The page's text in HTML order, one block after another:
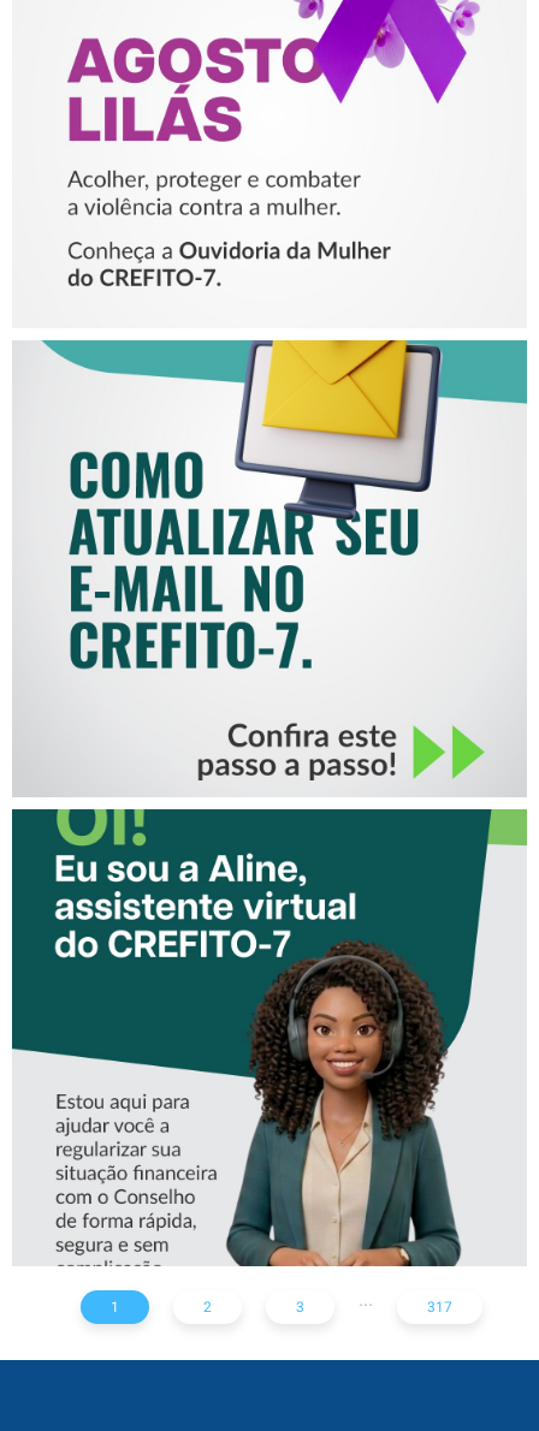
AGOSTO LILÁS – ACOLHER,
PROTEGER E COMBATER A
VIOLÊNCIA CONTRA A
MULHER
COMO ATUALIZAR SEU E-
MAIL NO CREFITO-7
CONHEÇA A ‘ALINE’,
ASSISTENTE VIRTUAL DO
CREFITO-7
1 2 3 ... 317